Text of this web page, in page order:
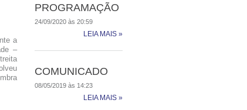
a
–
PROGRAMAÇÃO
24/09/2020 às 20:59
LEIA MAIS »
COMUNICADO
08/05/2019 às 14:23
LEIA MAIS »